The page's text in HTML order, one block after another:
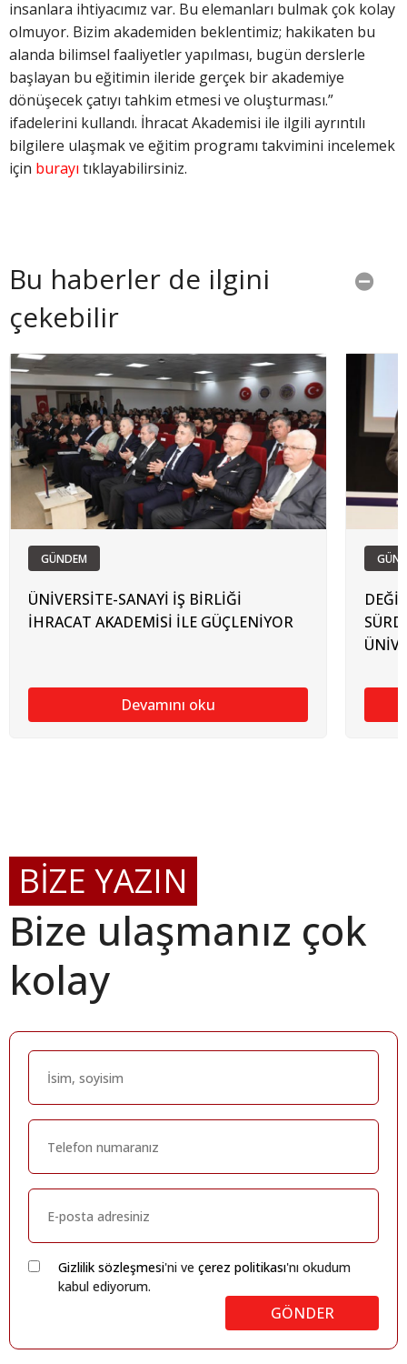
insanlara ihtiyacımız var. Bu elemanları bulmak çok kolay
olmuyor. Bizim akademiden beklentimiz; hakikaten bu
alanda bilimsel faaliyetler yapılması, bugün derslerle
başlayan bu eğitimin ileride gerçek bir akademiye
dönüşecek çatıyı tahkim etmesi ve oluşturması.”
ifadelerini kullandı. İhracat Akademisi ile ilgili ayrıntılı
bilgilere ulaşmak ve eğitim programı takvimini incelemek
için burayı tıklayabilirsiniz.
Bu haberler de ilgini
çekebilir
GÜNDEM
ÜNİVERSİTE-SANAYİ İŞ BİRLİĞİ
İHRACAT AKADEMİSİ İLE GÜÇLENİYOR
Devamını oku
BİZE YAZIN
Bize ulaşmanız çok
kolay
Gizlilik sözleşmesi'ni ve çerez politikası'nı okudum
kabul ediyorum.
GÖNDER